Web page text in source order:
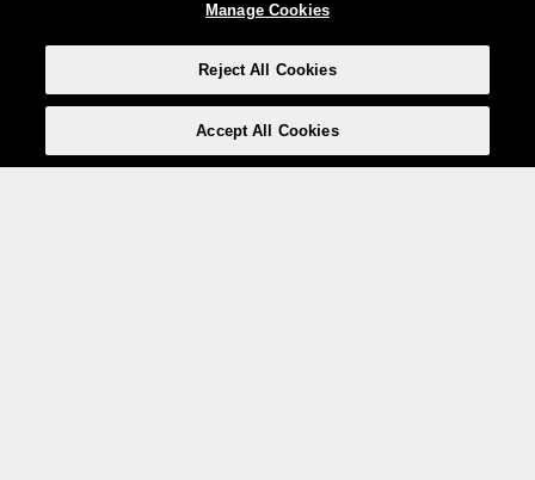
Manage Cookies
Reject All Cookies
Accept All Cookies